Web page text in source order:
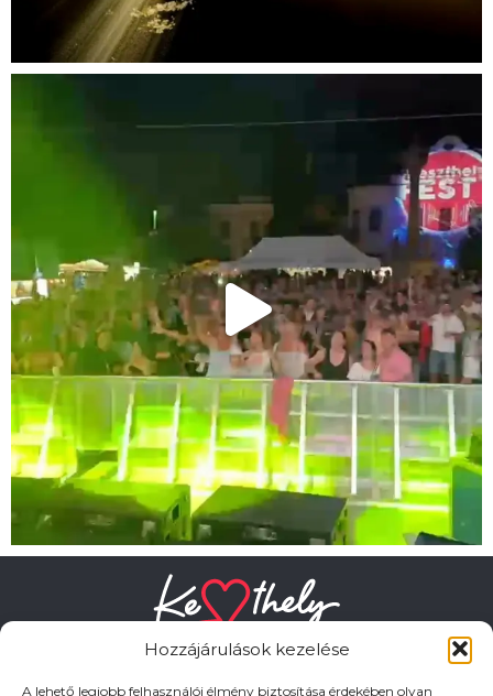
Hozzájárulások kezelése
A lehető legjobb felhasználói élmény biztosítása érdekében olyan